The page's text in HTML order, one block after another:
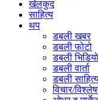
खेलकुद
साहित्य
थप
डबली खबर
डबली फोटो
डबली भिडियो
डबली वार्ता
डबली
विचार/